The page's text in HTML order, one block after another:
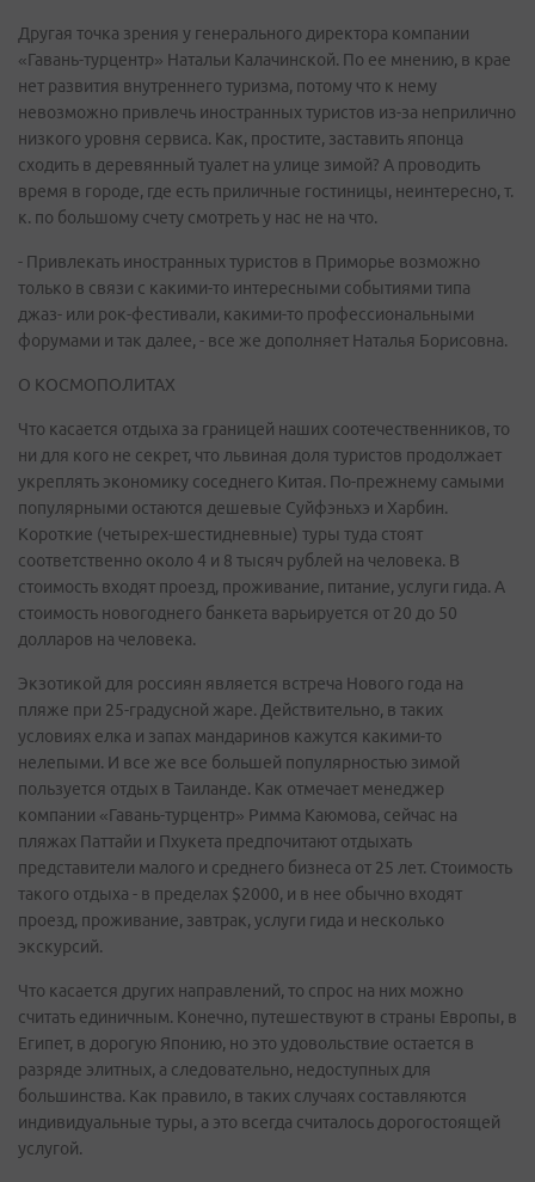
Другая точка зрения у генерального директора компании
«Гавань-турцентр» Натальи Калачинской. По ее мнению, в крае
нет развития внутреннего туризма, потому что к нему
невозможно привлечь иностранных туристов из-за неприлично
низкого уровня сервиса. Как, простите, заставить японца
сходить в деревянный туалет на улице зимой? А проводить
время в городе, где есть приличные гостиницы, неинтересно, т.
к. по большому счету смотреть у нас не на что.
- Привлекать иностранных туристов в Приморье возможно
только в связи с какими-то интересными событиями типа
джаз- или рок-фестивали, какими-то профессиональными
форумами и так далее, - все же дополняет Наталья Борисовна.
О КОСМОПОЛИТАХ
Что касается отдыха за границей наших соотечественников, то
ни для кого не секрет, что львиная доля туристов продолжает
укреплять экономику соседнего Китая. По-прежнему самыми
популярными остаются дешевые Суйфэньхэ и Харбин.
Короткие (четырех-шестидневные) туры туда стоят
соответственно около 4 и 8 тысяч рублей на человека. В
стоимость входят проезд, проживание, питание, услуги гида. А
стоимость новогоднего банкета варьируется от 20 до 50
долларов на человека.
Экзотикой для россиян является встреча Нового года на
пляже при 25-градусной жаре. Действительно, в таких
условиях елка и запах мандаринов кажутся какими-то
нелепыми. И все же все большей популярностью зимой
пользуется отдых в Таиланде. Как отмечает менеджер
компании «Гавань-турцентр» Римма Каюмова, сейчас на
пляжах Паттайи и Пхукета предпочитают отдыхать
представители малого и среднего бизнеса от 25 лет. Стоимость
такого отдыха - в пределах $2000, и в нее обычно входят
проезд, проживание, завтрак, услуги гида и несколько
экскурсий.
Что касается других направлений, то спрос на них можно
считать единичным. Конечно, путешествуют в страны Европы, в
Египет, в дорогую Японию, но это удовольствие остается в
разряде элитных, а следовательно, недоступных для
большинства. Как правило, в таких случаях составляются
индивидуальные туры, а это всегда считалось дорогостоящей
услугой.